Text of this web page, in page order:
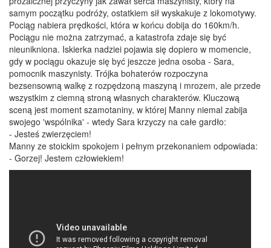
samym początku podróży, ostatkiem sił wyskakuje z lokomotywy.
Pociąg nabiera prędkości, która w końcu dobija do 160km/h.
Pociągu nie można zatrzymać, a katastrofa zdaje się być
nieunikniona. Iskierka nadziei pojawia się dopiero w momencie,
gdy w pociągu okazuje się być jeszcze jedna osoba - Sara,
pomocnik maszynisty. Trójka bohaterów rozpoczyna
bezsensowną walkę z rozpędzoną maszyną i mrozem, ale przede
wszystkim z ciemną stroną własnych charakterów. Kluczową
sceną jest moment szamotaniny, w której Manny niemal zabija
swojego 'wspólnika' - wtedy Sara krzyczy na całe gardło:
- Jesteś zwierzęciem!
Manny ze stoickim spokojem i pełnym przekonaniem odpowiada:
- Gorzej! Jestem człowiekiem!